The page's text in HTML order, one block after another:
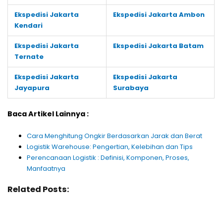
Ekspedisi Jakarta
Kendari
Ekspedisi Jakarta Ambon
Ekspedisi Jakarta
Ternate
Ekspedisi Jakarta Batam
Ekspedisi Jakarta
Jayapura
Ekspedisi Jakarta
Surabaya
Baca Artikel Lainnya :
Cara Menghitung Ongkir Berdasarkan Jarak dan Berat
Logistik Warehouse: Pengertian, Kelebihan dan Tips
Perencanaan Logistik : Definisi, Komponen, Proses,
Manfaatnya
Related Posts: